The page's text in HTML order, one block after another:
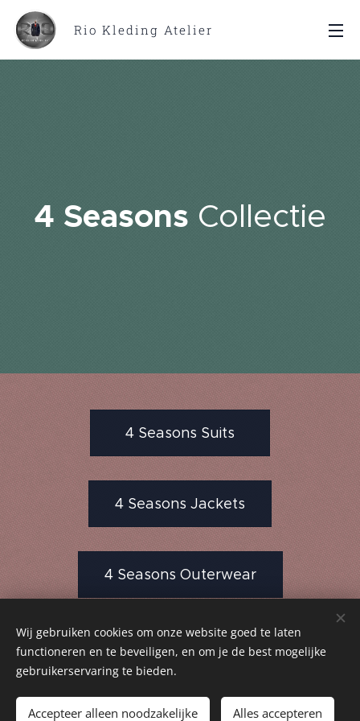
Rio Kleding Atelier
4 Seasons Collectie
4 Seasons Suits
4 Seasons Jackets
4 Seasons Outerwear
© 2024 Rio Kleding Atelier
Talen
Wij gebruiken cookies om onze website goed te laten
functioneren en te beveiligen, en om je de best mogelijke
gebruikerservaring te bieden.
Accepteer alleen noodzakelijke Alles accepteren